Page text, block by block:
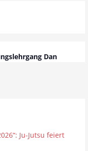
Dan
Ju-Jutsu feiert